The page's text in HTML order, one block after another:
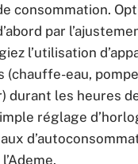
consommation.
par
l’utilisation
(chauffe-eau,
durant les heures
réglage